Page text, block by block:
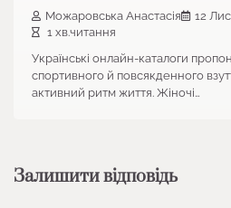
Можаровська Анастасія
12
1 хв.читання
Українські онлайн-каталоги
спортивного й повсякденного
активний ритм життя. Жіночі…
Залишити відповідь